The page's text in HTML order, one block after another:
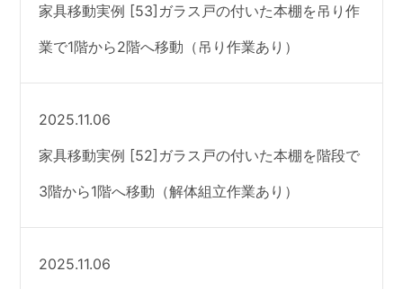
家具移動実例 [53]ガラス戸の付いた本棚を吊り作
業で1階から2階へ移動（吊り作業あり）
2025.11.06
家具移動実例 [52]ガラス戸の付いた本棚を階段で
3階から1階へ移動（解体組立作業あり）
2025.11.06